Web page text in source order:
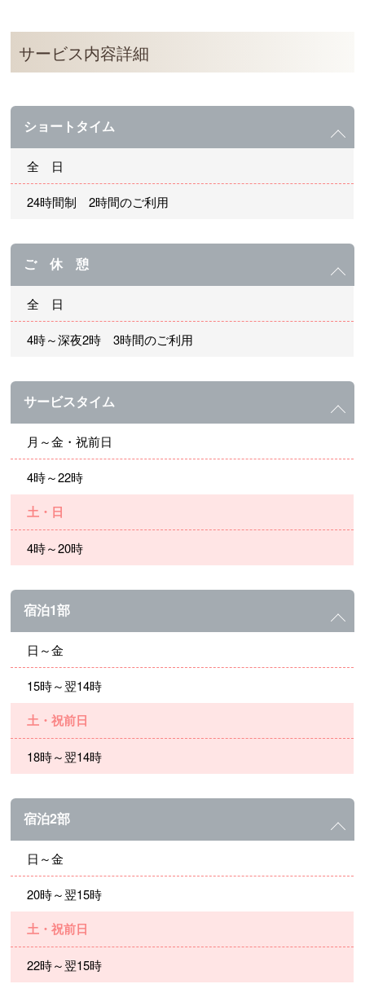
サービス内容詳細
ショートタイム
全 日
24時間制 2時間のご利用
ご 休 憩
全 日
4時～深夜2時 3時間のご利用
サービスタイム
月～金・祝前日
4時～22時
土・日
4時～20時
宿泊1部
日～金
15時～翌14時
土・祝前日
18時～翌14時
宿泊2部
日～金
20時～翌15時
土・祝前日
22時～翌15時